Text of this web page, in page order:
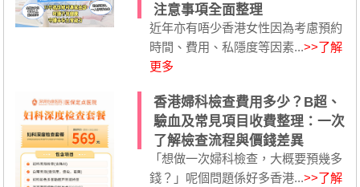
注意事項全面整理
近年亦有唔少香港女性因為考慮預約
時間、費用、私隱度等因素...>>了解
更多
香港婦科檢查費用多少？B超、
驗血及常見項目收費整理：一次
了解檢查流程與價錢差異
「想做一次婦科檢查，大概要預幾多
錢？」呢個問題係好多香港...>>了解